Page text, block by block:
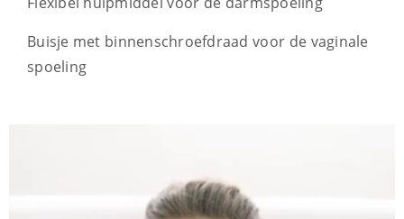
Buisje met binnenschroefdraad voor de vaginale
spoeling